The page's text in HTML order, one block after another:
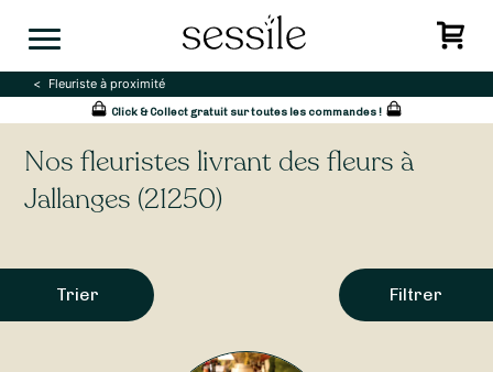
Fleuriste à proximité
Click & Collect gratuit sur toutes les commandes !
Nos fleuristes livrant des fleurs à
Jallanges (21250)
Trier Filtrer